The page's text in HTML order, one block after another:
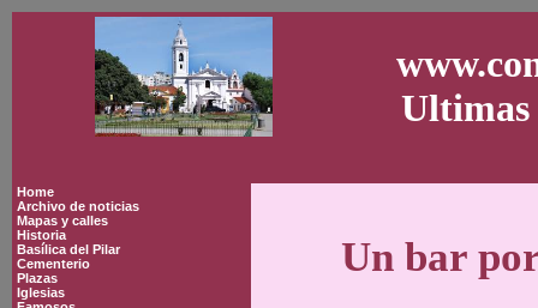
Ultimas
Home
Archivo de noticias
Mapas y calles
Historia
Basílica del Pilar
Cementerio
Plazas
Iglesias
Un bar